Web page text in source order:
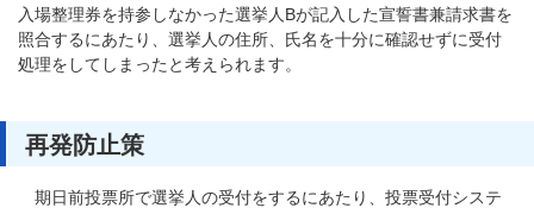
入場整理券を持参しなかった選挙人Bが記入した宣誓書兼請求書を
照合するにあたり、選挙人の住所、氏名を十分に確認せずに受付
処理をしてしまったと考えられます。
再発防止策
期日前投票所で選挙人の受付をするにあたり、投票受付システ